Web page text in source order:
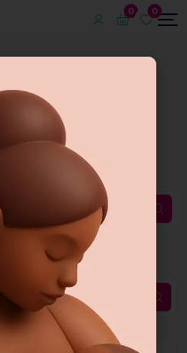
0 0
trouver ce que vous
peut vous aider.